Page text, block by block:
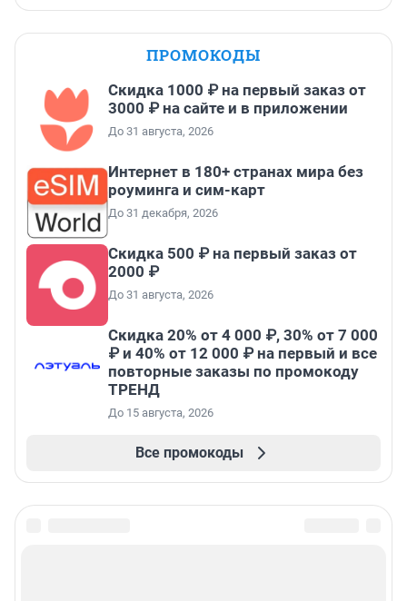
ПРОМОКОДЫ
Скидка 1000 ₽ на первый заказ от
3000 ₽ на сайте и в приложении
До 31 августа, 2026
Интернет в 180+ странах мира без
роуминга и сим-карт
До 31 декабря, 2026
Скидка 500 ₽ на первый заказ от
2000 ₽
До 31 августа, 2026
Скидка 20% от 4 000 ₽, 30% от 7 000
₽ и 40% от 12 000 ₽ на первый и все
повторные заказы по промокоду
ТРЕНД
До 15 августа, 2026
Все промокоды